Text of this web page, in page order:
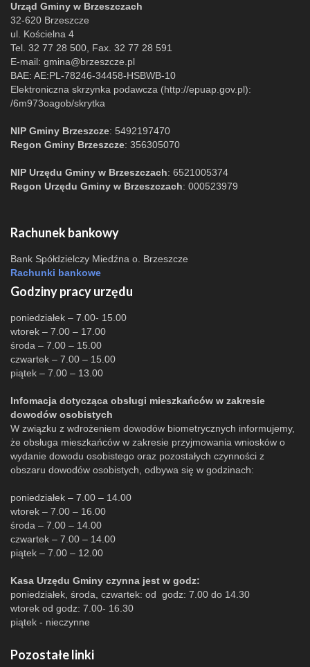
Urząd Gminy w Brzeszczach
32-620 Brzeszcze
ul. Kościelna 4
Tel. 32 77 28 500, Fax. 32 77 28 591
E-mail: gmina@brzeszcze.pl
BAE: AE:PL-78246-34458-HSBWB-10
Elektroniczna skrzynka podawcza (http://epuap.gov.pl):
/6m973oagob/skrytka
NIP Gminy Brzeszcze: 5492197470
Regon Gminy Brzeszcze: 356305070
NIP Urzędu Gminy w Brzeszczach: 6521005374
Regon Urzędu Gminy w Brzeszczach: 000523979
Rachunek bankowy
Bank Spółdzielczy Miedźna o. Brzeszcze
Rachunki bankowe
Godziny pracy urzędu
poniedziałek – 7.00- 15.00
wtorek – 7.00 – 17.00
środa – 7.00 – 15.00
czwartek – 7.00 – 15.00
piątek – 7.00 – 13.00
Infomacja dotycząca obsługi mieszkańców w zakresie
dowodów osobistych
W związku z wdrożeniem dowodów biometrycznych informujemy,
że obsługa mieszkańców w zakresie przyjmowania wniosków o
wydanie dowodu osobistego oraz pozostałych czynności z
obszaru dowodów osobistych, odbywa się w godzinach:
poniedziałek – 7.00 – 14.00
wtorek – 7.00 – 16.00
środa – 7.00 – 14.00
czwartek – 7.00 – 14.00
piątek – 7.00 – 12.00
Kasa Urzędu Gminy czynna jest w godz:
poniedziałek, środa, czwartek: od godz: 7.00 do 14.30
wtorek od godz: 7.00- 16.30
piątek - nieczynne
Pozostałe linki